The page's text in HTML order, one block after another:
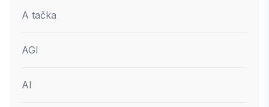
A tačka
AGI
AI